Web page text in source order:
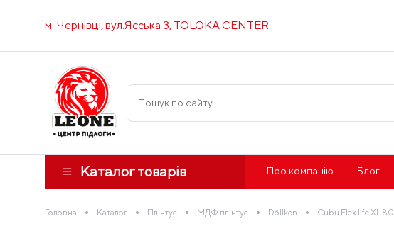
м. Чернівці, вул.Ясська 3, TOLOKA CENTER
Каталог товарів Про компанію Блог
Головна • Каталог • Плінтус • МДФ плінтус • Döllken • Cubu Flex life XL 80